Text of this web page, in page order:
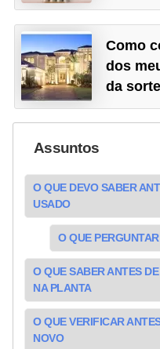
Como
dos
da
Assuntos
O QUE DEVO SABER
USADO
O QUE
O QUE SABER ANTES
NA PLANTA
O QUE VERIFICAR
NOVO